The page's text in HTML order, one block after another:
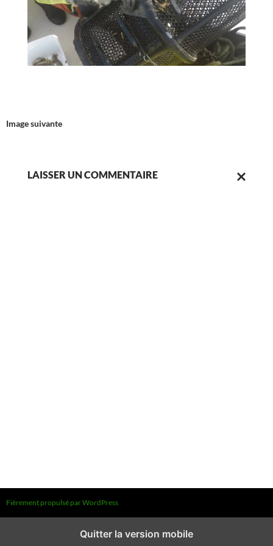
Image suivante
LAISSER UN COMMENTAIRE
Fièrement propulsé par WordPress
Quitter la version mobile